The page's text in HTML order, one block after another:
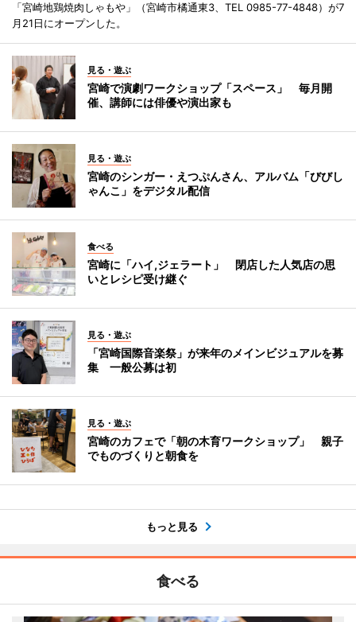
「宮崎地鶏焼肉しゃもや」（宮崎市橘通東3、TEL 0985-77-4848）が7
月21日にオープンした。
見る・遊ぶ
宮崎で演劇ワークショップ「スペース」 毎月開
催、講師には俳優や演出家も
見る・遊ぶ
宮崎のシンガー・えつぷんさん、アルバム「びびし
ゃんこ」をデジタル配信
食べる
宮崎に「ハイ,ジェラート」 閉店した人気店の思
いとレシピ受け継ぐ
見る・遊ぶ
「宮崎国際音楽祭」が来年のメインビジュアルを募
集 一般公募は初
見る・遊ぶ
宮崎のカフェで「朝の木育ワークショップ」 親子
でものづくりと朝食を
もっと見る
食べる